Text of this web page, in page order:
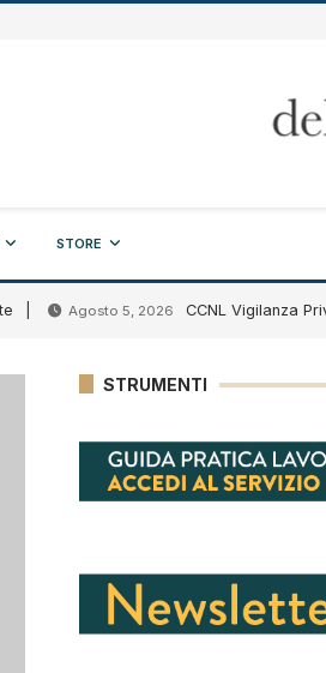
STORE
Agosto 5, 2026 CCNL Vigilanza Privata
STRUMENTI